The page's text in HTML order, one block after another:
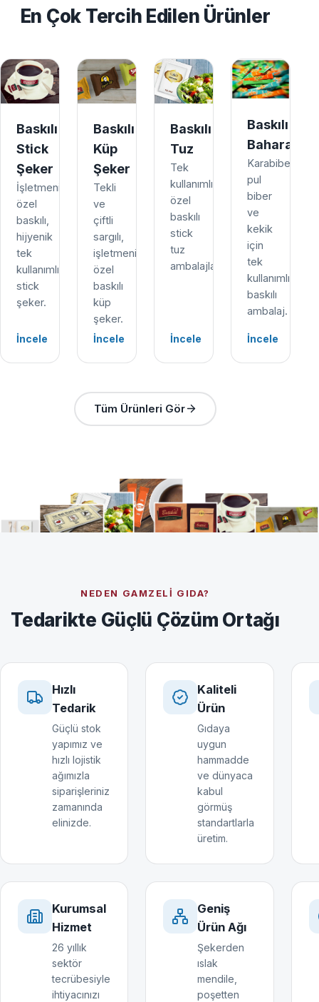
En Çok Tercih Edilen Ürünler
Baskılı
Stick
Şeker
İşletmenize
özel
baskılı,
hijyenik
tek
kullanımlık
stick
şeker.
İncele
Baskılı
Küp
Şeker
Tekli
ve
çiftli
sargılı,
işletmenize
özel
baskılı
küp
şeker.
İncele
Baskılı
Tuz
Tek
kullanımlık,
özel
baskılı
stick
tuz
ambalajları.
İncele
Baskılı
Baharat
Karabiber,
pul
biber
ve
kekik
için
tek
kullanımlık
baskılı
ambalaj.
İncele
Tüm Ürünleri Gör
NEDEN GAMZELI GIDA?
Tedarikte Güçlü Çözüm Ortağı
Hızlı
Tedarik
Güçlü stok
yapımız ve
hızlı lojistik
ağımızla
siparişleriniz
zamanında
elinizde.
Kaliteli
Ürün
Gıdaya
uygun
hammadde
ve dünyaca
kabul
görmüş
standartlarla
üretim.
Kurumsal
Hizmet
26 yıllık
sektör
tecrübesiyle
ihtiyacınızı
Geniş
Ürün Ağı
Şekerden
ıslak
mendile,
poşetten